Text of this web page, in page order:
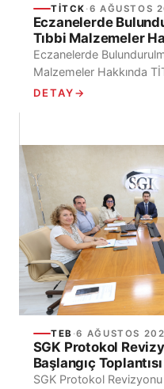
TİTCK ·6 AĞUSTOS
Eczanelerde
Tıbbi Malzemeler
Eczanelerde
Malzemeler Hakkında
Tıbbi Cihaz Kurumu
DETAY→
TEB ·6 AĞUSTOS
SGK Protokol
Başlangıç Toplantısı
SGK Protokol